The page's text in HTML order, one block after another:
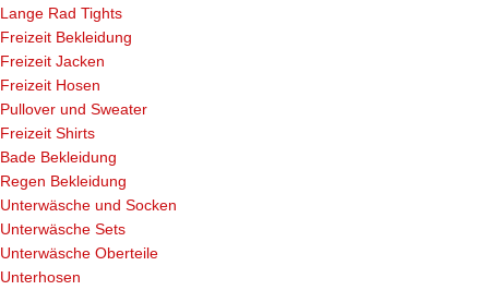
Lange Rad Tights
Freizeit Bekleidung
Freizeit Jacken
Freizeit Hosen
Pullover und Sweater
Freizeit Shirts
Bade Bekleidung
Regen Bekleidung
Unterwäsche und Socken
Unterwäsche Sets
Unterwäsche Oberteile
Unterhosen